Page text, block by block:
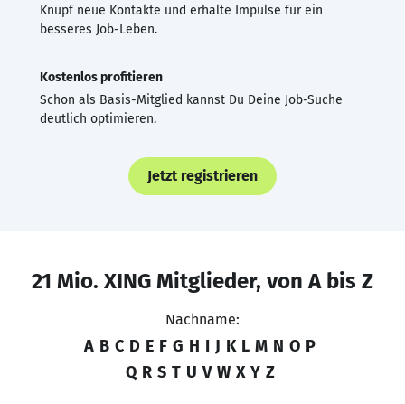
Knüpf neue Kontakte und erhalte Impulse für ein
besseres Job-Leben.
Kostenlos profitieren
Schon als Basis-Mitglied kannst Du Deine Job-Suche
deutlich optimieren.
Jetzt registrieren
21 Mio. XING Mitglieder, von A bis Z
Nachname:
A B C D E F G H I J K L M N O P
Q R S T U V W X Y Z